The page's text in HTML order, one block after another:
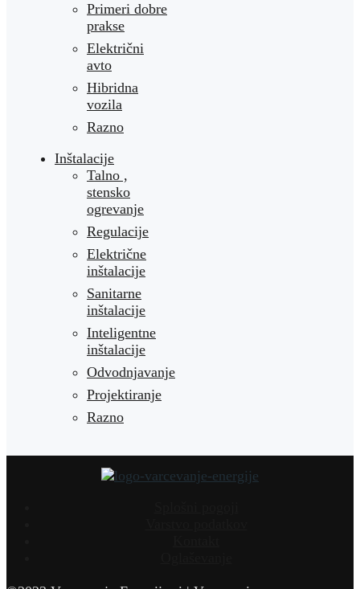
Primeri dobre
prakse
Električni
avto
Hibridna
vozila
Razno
Inštalacije
Talno ,
stensko
ogrevanje
Regulacije
Električne
inštalacije
Sanitarne
inštalacije
Inteligentne
inštalacije
Odvodnjavanje
Projektiranje
Razno